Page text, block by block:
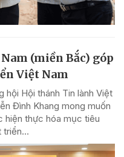
(miền Bắc) góp
Việt Nam
hội Hội thánh Tin lành Việt
Đình Khang mong muốn
hiện thực hóa mục tiêu
triển...